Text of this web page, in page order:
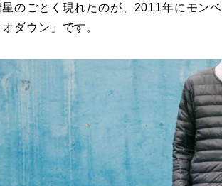
星のごとく現れたのが、2011年にモン
オダウン」です。